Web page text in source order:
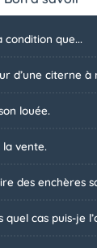
condition que...
d’une citerne à
louée.
la vente.
des enchères
quel cas puis-je